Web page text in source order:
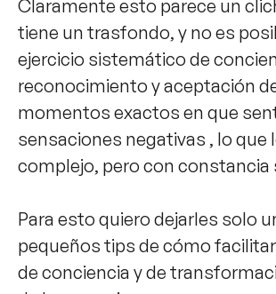
Claramente esto parece un
tiene un trasfondo, y no es
ejercicio sistemático de
reconocimiento y aceptación
momentos exactos en que
sensaciones negativas , lo que
complejo, pero con constancia
Para esto quiero dejarles solo
pequeños tips de cómo
de conciencia y de